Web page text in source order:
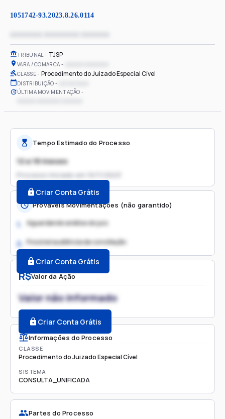
1051742-93.2023.8.26.0114
TRIBUNAL TJSP
VARA / COMARCA
CLASSE Procedimento do Juizado Especial Cível
DISTRIBUIÇÃO
ÚLTIMA MOVIMENTAÇÃO
R$Valor da Ação
Valor não informado
Criar Conta Grátis
Informações do Processo
CLASSE
Procedimento do Juizado Especial Cível
SISTEMA
CONSULTA_UNIFICADA
Partes do Processo
Tempo Estimado do Processo
12 a 18 meses
Processo iniciado em
Criar Conta Grátis
Prováveis Movimentações (não garantido)
1. Aguardando análise do juiz
2. Possível audiência de conciliação
Criar Conta Grátis